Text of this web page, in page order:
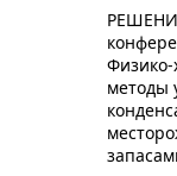
Физико-
методы